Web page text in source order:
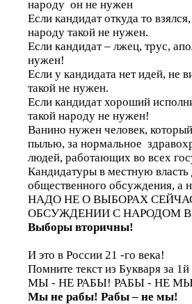
народу он не нужен
Если кандидат откуда то
народу такой не нужен.
Если кандидат – лжец, трус,
нужен!
Если у кандидата нет идей, не
такой не нужен.
Если кандидат хороший
такой народу не нужен!
Ванино нужен человек,
пылью, за нормальное
людей, работающих во всех
Кандидатуры в местную власть
общественного обсуждения, а
НАДО НЕ О ВЫБОРАХ
ОБСУЖДЕНИИ С НАРОДОМ
Выборы вторичны!
И это в России 21 -го века!
Помните текст из Букваря за 1й
МЫ - НЕ РАБЫ! РАБЫ - НЕ
Мы не рабы! Рабы – не мы!